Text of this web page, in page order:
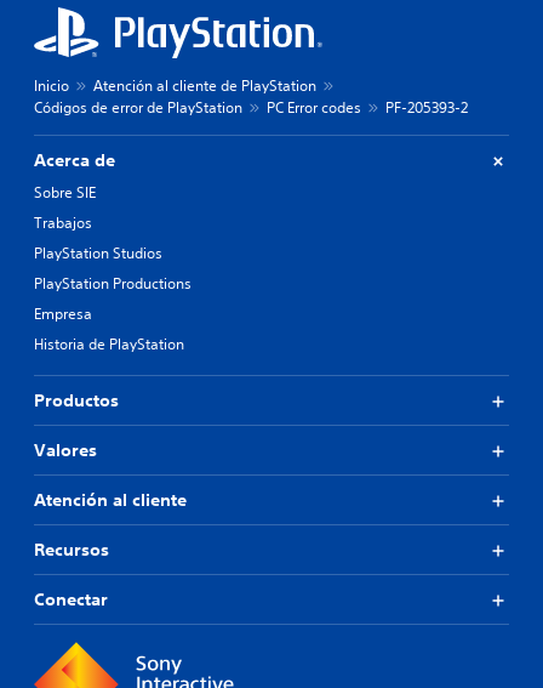
Inicio
Atención al cliente de PlayStation
Códigos de error de PlayStation
PC Error codes PF-205393-2
Acerca de
Sobre SIE
Trabajos
PlayStation Studios
PlayStation Productions
Empresa
Historia de PlayStation
Productos
Valores
Atención al cliente
Recursos
Conectar